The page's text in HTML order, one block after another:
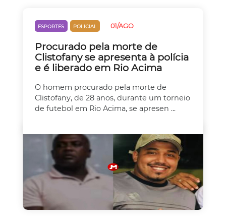
ESPORTES POLICIAL 01/AGO
Procurado pela morte de
Clistofany se apresenta à polícia
e é liberado em Rio Acima
O homem procurado pela morte de
Clistofany, de 28 anos, durante um torneio
de futebol em Rio Acima, se apresen ...